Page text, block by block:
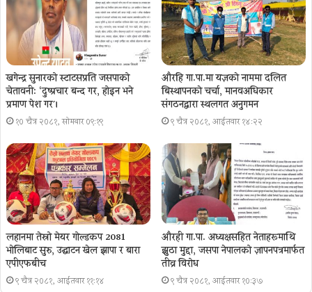
खगेन्द्र सुनारको स्टाटसप्रति जसपाको
चेतावनी: ‘दुष्प्रचार बन्द गर, होइन भने
प्रमाण पेश गर´।
१० चैत्र २०८१, सोमबार ०९:१९
औरहि गा.पा.मा यज्ञकाे नाममा दलित
बिस्थापनकाे चर्चा, मानवअधिकार
संगठनद्वारा स्थलगत अनुगमन
९ चैत्र २०८१, आईतवार १४:२२
लहानमा तेस्रो मेयर गोल्डकप 2081
भोलिबाट सुरु, उद्घाटन खेल झापा र बारा
एपीएफबीच
९ चैत्र २०८१, आईतवार ११:१४
औरही गा.पा. अध्यक्षसहित नेताहरूमाथि
झुठा मुद्दा, जसपा नेपालको ज्ञापनपत्रमार्फत
तीव्र विरोध
९ चैत्र २०८१, आईतवार १०:३७